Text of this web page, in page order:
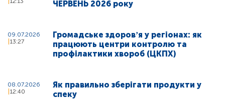
ЧЕРВЕНЬ 2026 року
09.07.2026
13:27
Громадське здоровʼя у регіонах: як
працюють центри контролю та
профілактики хвороб (ЦКПХ)
08.07.2026
12:40
Як правильно зберігати продукти у
спеку